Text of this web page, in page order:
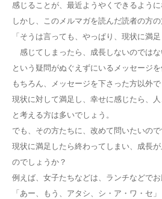
感じることが、最近ようやくできるように
しかし、このメルマガを読んだ読者の方の
「そうは言っても、やっぱり、現状に満
感じてしまったら、成長しないのではな
という疑問がぬぐえずにいるメッセージを
もちろん、メッセージを下さった方以外で
現状に対して満足し、幸せに感じたら、人
と考える方は多いでしょう。
でも、その方たちに、改めて問いたいの
現状に満足したら終わってしまい、成長
のでしょうか？
例えば、女子たちなどは、ランチなどで
「あー、もう、アタシ、シ・ア・ワ・セ」